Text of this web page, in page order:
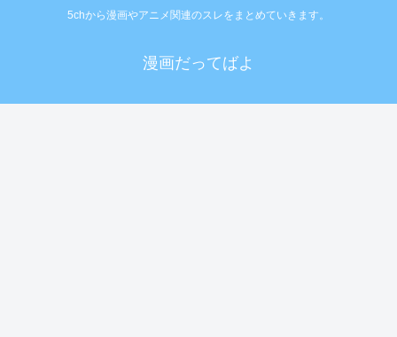
5chから漫画やアニメ関連のスレをまとめていきます。
漫画だってばよ